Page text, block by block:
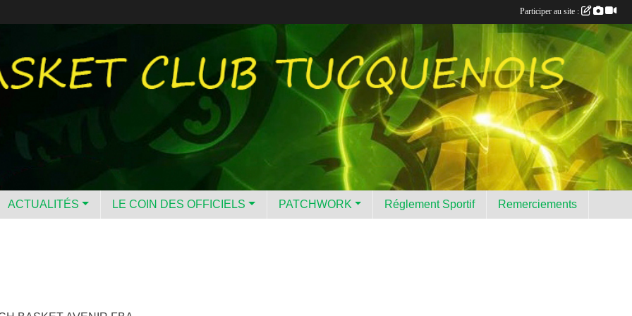
ACTUALITÉS LE COIN DES OFFICIELS PATCHWORK Réglement Sportif Remerciements
Participer au site :